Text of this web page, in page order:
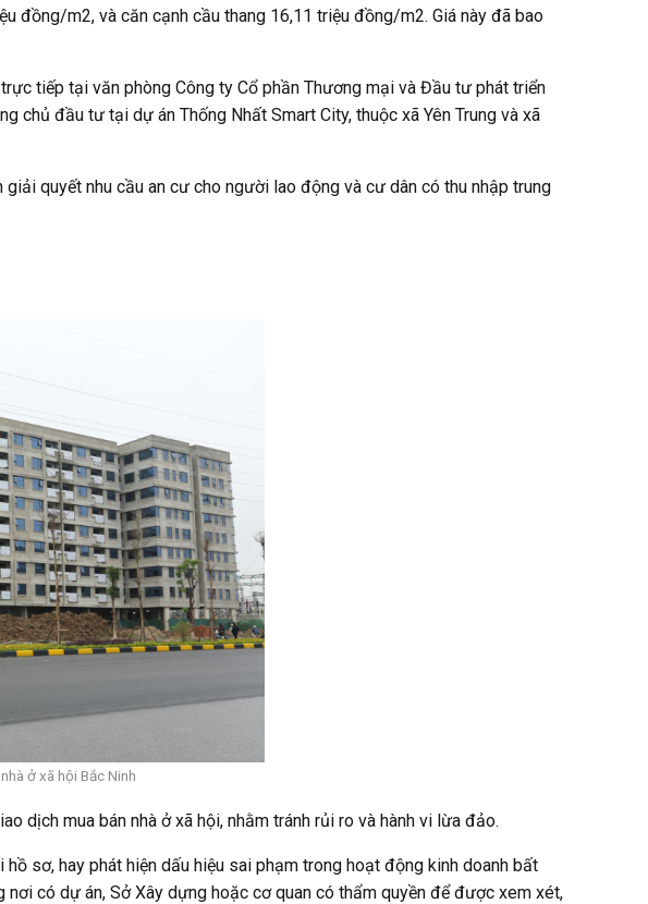
đồng/m2, và căn cạnh cầu thang 16,11 triệu đồng/m2. Giá này đã bao
tiếp tại văn phòng Công ty Cổ phần Thương mại và Đầu tư phát triển
chủ đầu tư tại dự án Thống Nhất Smart City, thuộc xã Yên Trung và xã
quyết nhu cầu an cư cho người lao động và cư dân có thu nhập trung
ở xã hội Bắc Ninh
dịch mua bán nhà ở xã hội, nhằm tránh rủi ro và hành vi lừa đảo.
sơ, hay phát hiện dấu hiệu sai phạm trong hoạt động kinh doanh bất
có dự án, Sở Xây dựng hoặc cơ quan có thẩm quyền để được xem xét,